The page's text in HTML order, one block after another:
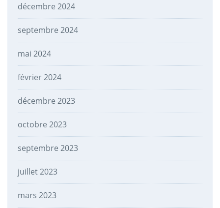
décembre 2024
septembre 2024
mai 2024
février 2024
décembre 2023
octobre 2023
septembre 2023
juillet 2023
mars 2023